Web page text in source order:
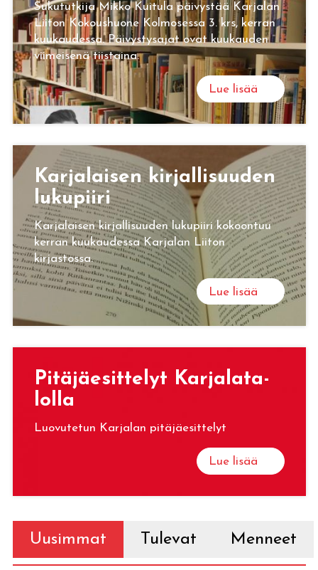
Sukututkija Mikko Kuitula päivystää Karjalan
Liiton Kokoushuone Kolmosessa 3. krs, kerran
kuukaudessa. Päivystysajat ovat kuukauden
viimeisenä tiistaina.
Lue lisää
Kar­ja­lai­sen kir­jal­li­suu­den
lu­ku­pii­ri
Karjalaisen kirjallisuuden lukupiiri kokoontuu
kerran kuukaudessa Karjalan Liiton
kirjastossa.
Lue lisää
Pi­tä­jäe­sit­te­lyt Kar­ja­la­ta­
lol­la
Luovutetun Karjalan pitäjäesittelyt
Lue lisää
Uusimmat Tulevat Menneet